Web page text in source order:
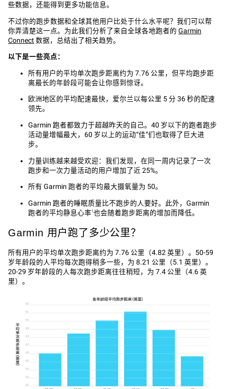
些数据，还能得到更多功能信息。
不过你的跑步数据和全球其他用户比处于什么水平呢？我们可以帮
你弄清楚这一点。为此我们分析了来自全球各地跑者的 Garmin
Connect 数据，总结出了相关趋势。
以下是一些亮点：
所有用户的平均单次跑步距离约为 7.76 公里，但平均跑步距
离最长的年龄段可能会让你感到惊讶。
欧洲地区的平均配速最快，爱尔兰以每公里 5 分 36 秒的配速
领先。
Garmin 跑者都致力于超越昨天的自己。40 岁以下的跑者跑步
活动量增幅最大，60 岁以上的运动“佳”们也取得了巨大进
步。
力量训练越来越受欢迎：我们发现，在同一周内记录了一次
跑步和一次力量活动的用户增加了近 25%。
所有 Garmin 跑者的平均最大摄氧量为 50。
Garmin 跑者的睡眠质量比不跑步的人要好。此外，Garmin
跑者的平均静息心率1也会随着跑步距离的增加而降低。
Garmin 用户跑了多少公里？
所有用户的平均单次跑步距离约为 7.76 公里（4.82 英里）。50-59
岁年龄段的人平均每次跑得稍多一些，为 8.21 公里（5.1 英里）。
20-29 岁年龄段的人每次跑步距离往往稍短，为 7.4 公里（4.6 英
里）。